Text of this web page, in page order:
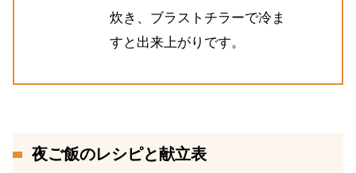
炊き、ブラストチラーで冷ま
すと出来上がりです。
夜ご飯のレシピと献立表